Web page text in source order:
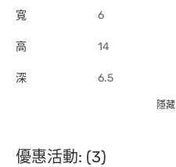
寬 6
高 14
深 6.5
隱藏
優惠活動: (3)